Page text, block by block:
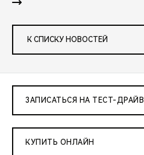
К СПИСКУ НОВОСТЕЙ
ЗАПИСАТЬСЯ НА ТЕСТ-ДРАЙВ
КУПИТЬ ОНЛАЙН